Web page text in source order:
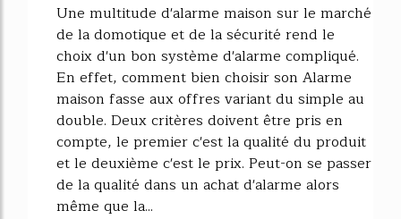
Une multitude d'alarme maison sur le marché
de la domotique et de la sécurité rend le
choix d'un bon système d'alarme compliqué.
En effet, comment bien choisir son Alarme
maison fasse aux offres variant du simple au
double. Deux critères doivent être pris en
compte, le premier c'est la qualité du produit
et le deuxième c'est le prix. Peut-on se passer
de la qualité dans un achat d'alarme alors
même que la...